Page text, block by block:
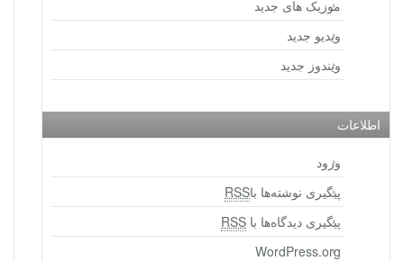
موزیک های جدید
ویدیو جدید
ویندوز جدید
اطلاعات
ورود
پیگیری نوشته‌ها باRSS
پیگیری دیدگاه‌ها با RSS
WordPress.org